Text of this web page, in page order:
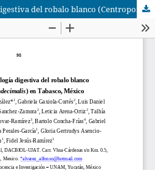
Avances en la fisiología digestiva del robalo blanco (Centropomus undecimalis) en Tabasco, México